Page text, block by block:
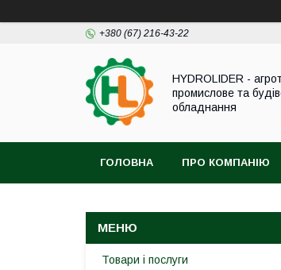
+380 (67) 216-43-22
HYDROLIDER -
промислове та
обладнання
ГОЛОВНА ПРО КОМПАНІЮ
Товари і послуги